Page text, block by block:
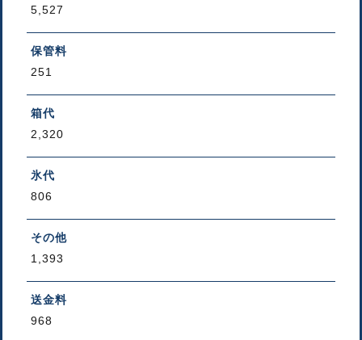
5,527
保管料
251
箱代
2,320
氷代
806
その他
1,393
送金料
968